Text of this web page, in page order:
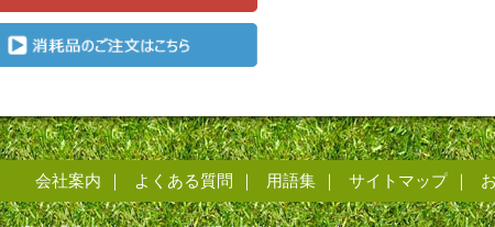
会社案内 よくある質問 用語集 サイトマップ